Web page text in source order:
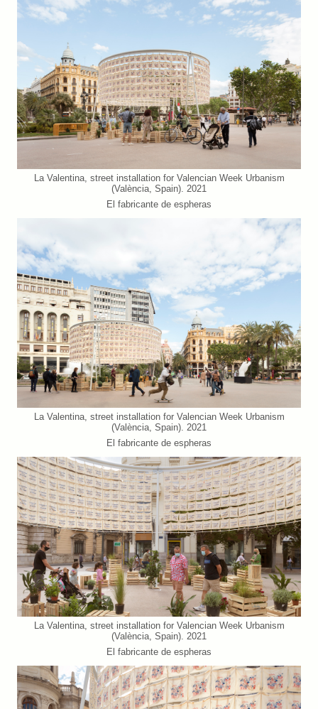
La Valentina, street installation for Valencian Week Urbanism
(València, Spain). 2021
El fabricante de espheras
La Valentina, street installation for Valencian Week Urbanism
(València, Spain). 2021
El fabricante de espheras
La Valentina, street installation for Valencian Week Urbanism
(València, Spain). 2021
El fabricante de espheras